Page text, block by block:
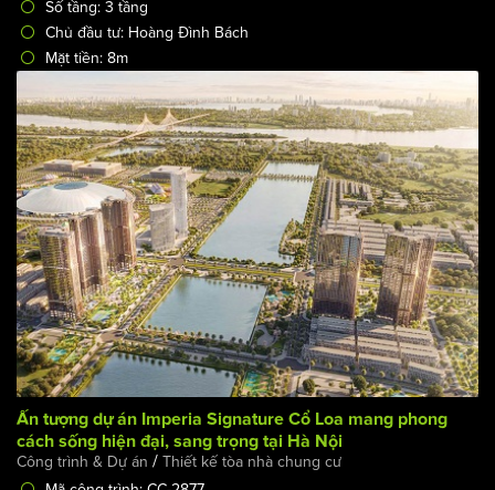
Mã công trình: NP-1756
Địa điểm, đất xây dựng: Hà Nội
Số tầng: 3 tầng
Mặt tiền: 8m
Ấn tượng dự án Imperia Signature Cổ Loa mang phong